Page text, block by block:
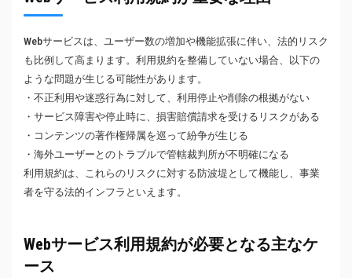
Webサービスは、ユーザー数の増加や機能拡張に伴い、法的リスク
も比例して高まります。利用規約を整備していない場合、以下の
ような問題が生じる可能性があります。
・不正利用や迷惑行為に対して、利用停止や削除の根拠がない
・サービス障害や停止時に、損害賠償請求を受けるリスクがある
・コンテンツの著作権帰属を巡って紛争が生じる
・海外ユーザーとのトラブルで管轄裁判所が不明確になる
利用規約は、これらのリスクに対する防波堤として機能し、事業
者を守る法的インフラといえます。
Webサービス利用規約が必要となる主なケ
ース